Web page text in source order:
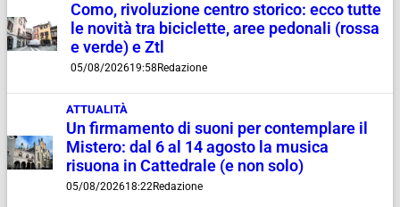
Como, rivoluzione centro storico: ecco tutte
le novità tra biciclette, aree pedonali (rossa
e verde) e Ztl
05/08/202619:58 Redazione
ATTUALITÀ
Un firmamento di suoni per contemplare il
Mistero: dal 6 al 14 agosto la musica
risuona in Cattedrale (e non solo)
05/08/202618:22Redazione